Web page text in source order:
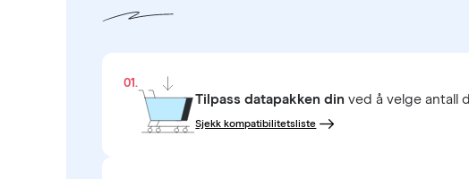
01.
Tilpass datapakken din ved å velge antall
Sjekk kompatibilitetsliste